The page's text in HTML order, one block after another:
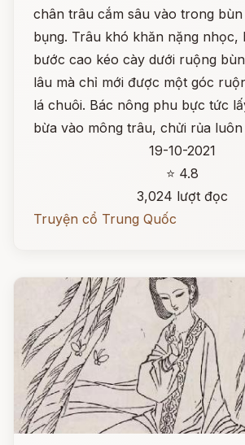
chân trâu cắm sâu vào trong
bụng. Trâu khó khăn nặng nhọc,
bước cao kéo cày dưới ruộng
lâu mà chỉ mới được một góc
lá chuôi. Bác nông phu bực tức
bừa vào mông trâu, chửi rủa luôn
19-10-2021
⭐ 4.8
3,024 lượt đọc
Truyện cổ Trung Quốc